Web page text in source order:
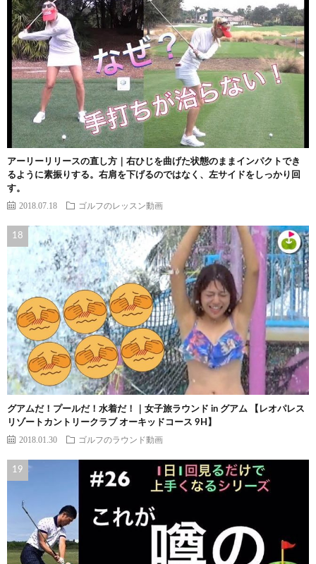
アーリーリリースの直し方｜右ひじを曲げた状態のままインパクトでき
るように素振りする。右肩を下げるのではなく、左サイドをしっかり回
す。
2018.07.18 ゴルフのレッスン動画
グアムだ！プールだ！水着だ！｜女子旅ラウンド in グアム 【レオパレス
リゾートカントリークラブ オーキッドコース 9H】
2018.01.30 ゴルフのラウンド動画